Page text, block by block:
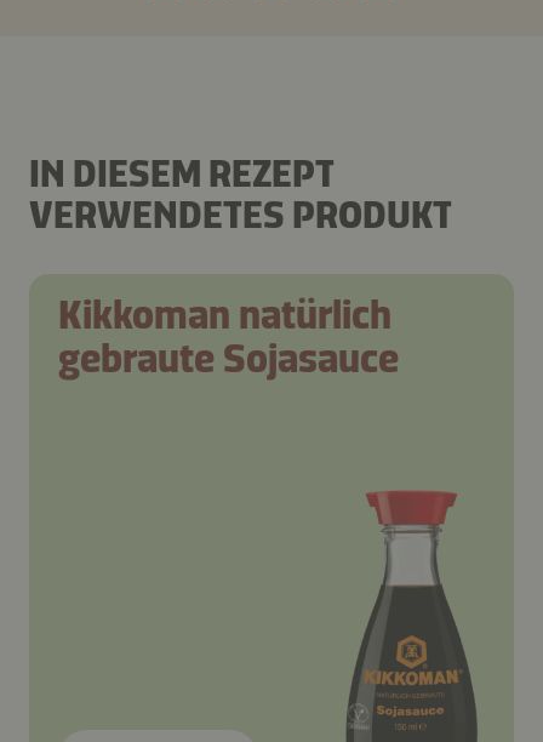
IN DIESEM REZEPT
VERWENDETES PRODUKT
Kikkoman natürlich
gebraute Sojasauce